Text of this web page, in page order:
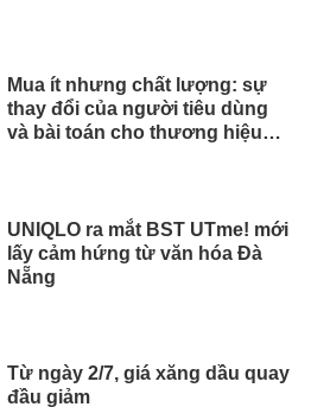
Mua ít nhưng chất lượng: sự
thay đổi của người tiêu dùng
và bài toán cho thương hiệu
UNIQLO ra mắt BST UTme! mới
lấy cảm hứng từ văn hóa Đà
Nẵng
Từ ngày 2/7, giá xăng dầu quay
đầu giảm